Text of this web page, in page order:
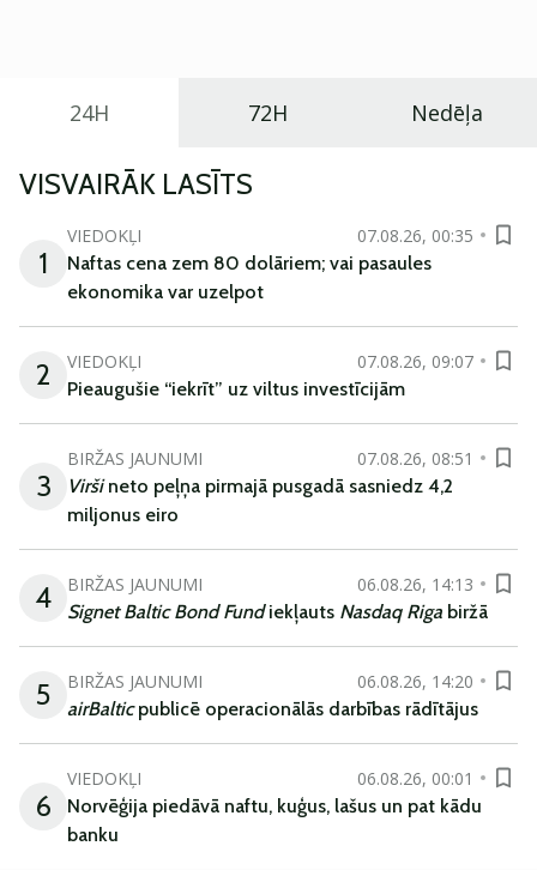
24H 72H Nedēļa
VISVAIRĀK LASĪTS
1
VIEDOKĻI
07.08.26, 00:35
Naftas cena zem 80 dolāriem; vai pasaules
ekonomika var uzelpot
2 VIEDOKĻI
07.08.26, 09:07
Pieaugušie “iekrīt” uz viltus investīcijām
3
BIRŽAS JAUNUMI
07.08.26, 08:51
Viršineto peļņa pirmajā pusgadā sasniedz 4,2
miljonus eiro
4 BIRŽAS JAUNUMI
06.08.26, 14:13
Signet Baltic Bond Fundiekļauts Nasdaq Riga biržā
5 BIRŽAS JAUNUMI
06.08.26, 14:20
airBalticpublicē operacionālās darbības rādītājus
6
VIEDOKĻI
06.08.26, 00:01
Norvēģija piedāvā naftu, kuģus, lašus un pat kādu
banku